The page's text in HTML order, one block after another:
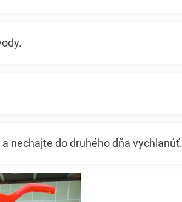
nechajte do druhého dňa vychlanúť.